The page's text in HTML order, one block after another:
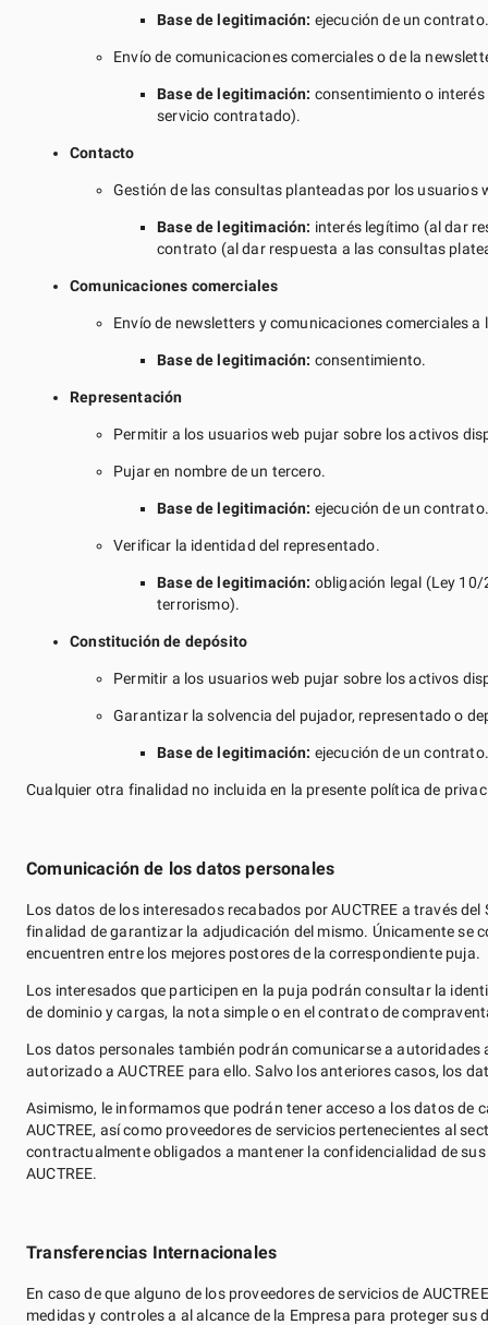
Base de legitimación: ejecución de un contrato.
Envío de comunicaciones comerciales o de la
Base de legitimación: consentimiento o
servicio contratado).
Contacto
Gestión de las consultas planteadas por los
Base de legitimación: interés legítimo (al dar
contrato (al dar respuesta a las consultas
Comunicaciones comerciales
Envío de newsletters y comunicaciones comerciales
Base de legitimación: consentimiento.
Representación
Permitir a los usuarios web pujar sobre los activos
Pujar en nombre de un tercero.
Base de legitimación: ejecución de un contrato.
Verificar la identidad del representado.
Base de legitimación: obligación legal (Ley 10/
terrorismo).
Constitución de depósito
Permitir a los usuarios web pujar sobre los activos
Garantizar la solvencia del pujador, representado o
Base de legitimación: ejecución de un contrato.
Cualquier otra finalidad no incluida en la presente política de
Comunicación de los datos personales
Los datos de los interesados recabados por AUCTREE a través
finalidad de garantizar la adjudicación del mismo. Únicamente se
encuentren entre los mejores postores de la correspondiente puja.
Los interesados que participen en la puja podrán consultar la
de dominio y cargas, la nota simple o en el contrato de
Los datos personales también podrán comunicarse a
autorizado a AUCTREE para ello. Salvo los anteriores casos, los
Asimismo, le informamos que podrán tener acceso a los datos
AUCTREE, así como proveedores de servicios pertenecientes al
contractualmente obligados a mantener la confidencialidad de
AUCTREE.
Transferencias Internacionales
En caso de que alguno de los proveedores de servicios de
medidas y controles a al alcance de la Empresa para proteger